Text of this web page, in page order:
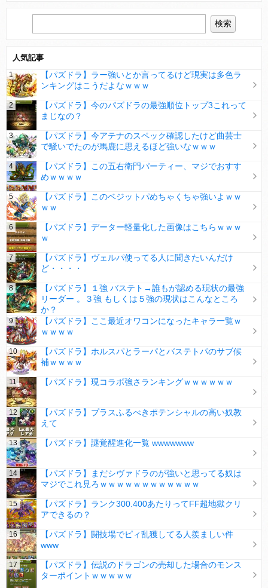
人気記事
【パズドラ】ラー強いとか言ってるけど現実は多色ラ
ンキングはこうだよなｗｗｗ
【パズドラ】今のパズドラの最強順位トップ3これって
まじなの？
【パズドラ】今アテナのスペック確認したけど曲芸士
で騒いでたのが馬鹿に思えるほど強いなｗｗｗ
【パズドラ】この五右衛門パーティー、マジでおすす
めｗｗｗｗ
【パズドラ】このベジットパめちゃくちゃ強いよｗｗ
ｗｗ
【パズドラ】データー軽量化した画像はこちらｗｗｗ
ｗ
【パズドラ】ヴェルパ使ってる人に聞きたいんだけ
ど・・・・
【パズドラ】１強 バステト→誰もが認める現状の最強
リーダー 。３強 もしくは５強の現状はこんなところ
か？
【パズドラ】ここ最近オワコンになったキャラ一覧ｗ
ｗｗｗｗ
【パズドラ】ホルスパとラーパとバステトパのサブ候
補ｗｗｗｗ
【パズドラ】現コラボ強さランキングｗｗｗｗｗｗ
【パズドラ】プラスふるべきポテンシャルの高い奴教
えて
【パズドラ】謎覚醒進化一覧 wwwwwww
【パズドラ】まだシヴァドラのが強いと思ってる奴は
マジでこれ見ろｗｗｗｗｗｗｗｗｗｗｗｗ
【パズドラ】ランク300.400あたりってFF超地獄クリ
アできるの？
【パズドラ】闘技場でピィ乱獲してる人羨ましい件
www
【パズドラ】伝説のドラゴンの売却した場合のモンス
ターポイントｗｗｗｗｗ